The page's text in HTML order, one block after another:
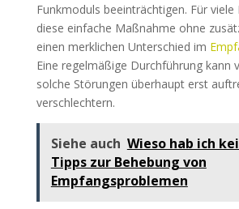
Funkmoduls beeinträchtigen. Für viele
diese einfache Maßnahme ohne
einen merklichen Unterschied im
Eine regelmäßige Durchführung kann
solche Störungen überhaupt erst
verschlechtern.
Siehe auch Wieso hab ich
Tipps zur Behebung von
Empfangsproblemen